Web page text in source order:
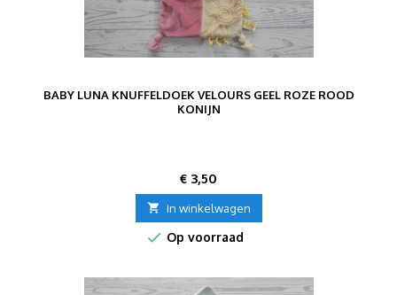
BABY LUNA KNUFFELDOEK VELOURS GEEL ROZE ROOD
KONIJN
Prijs
€ 3,50
 In winkelwagen
 Op voorraad